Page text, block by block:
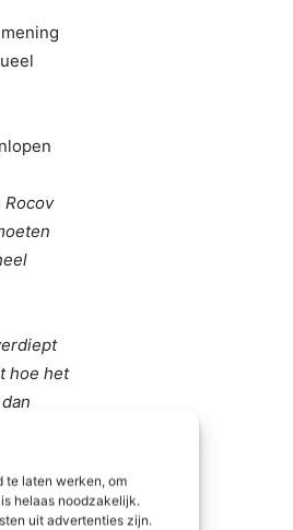
te laten werken, om
helaas noodzakelijk.
uit advertenties zijn.
Rocov
hoe het
dit